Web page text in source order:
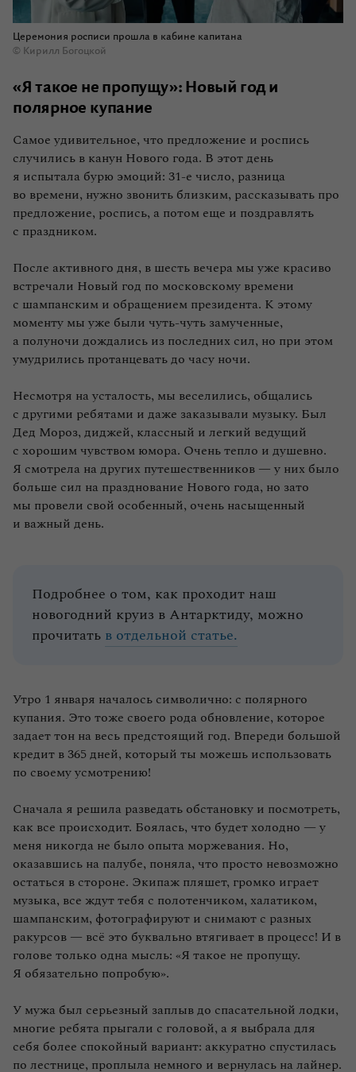
Церемония росписи прошла в кабине капитана
© Кирилл Богоцкой
«Я такое не пропущу»: Новый год и
полярное купание
Самое удивительное, что предложение и роспись
случились в канун Нового года. В этот день
я испытала бурю эмоций: 31-е число, разница
во времени, нужно звонить близким, рассказывать про
предложение, роспись, а потом еще и поздравлять
с праздником.
После активного дня, в шесть вечера мы уже красиво
встречали Новый год по московскому времени
с шампанским и обращением президента. К этому
моменту мы уже были чуть‑чуть замученные,
а полуночи дождались из последних сил, но при этом
умудрились протанцевать до часу ночи.
Несмотря на усталость, мы веселились, общались
с другими ребятами и даже заказывали музыку. Был
Дед Мороз, диджей, классный и легкий ведущий
с хорошим чувством юмора. Очень тепло и душевно.
Я смотрела на других путешественников — у них было
больше сил на празднование Нового года, но зато
мы провели свой особенный, очень насыщенный
и важный день.
Подробнее о том, как проходит наш
новогодний круиз в Антарктиду, можно
прочитать в отдельной статье.
Утро 1 января началось символично: с полярного
купания. Это тоже своего рода обновление, которое
задает тон на весь предстоящий год. Впереди большой
кредит в 365 дней, который ты можешь использовать
по своему усмотрению!
Сначала я решила разведать обстановку и посмотреть,
как все происходит. Боялась, что будет холодно — у
меня никогда не было опыта моржевания. Но,
оказавшись на палубе, поняла, что просто невозможно
остаться в стороне. Экипаж пляшет, громко играет
музыка, все ждут тебя с полотенчиком, халатиком,
шампанским, фотографируют и снимают с разных
ракурсов — всё это буквально втягивает в процесс! И в
голове только одна мысль: «Я такое не пропущу.
Я обязательно попробую».
У мужа был серьезный заплыв до спасательной лодки,
многие ребята прыгали с головой, а я выбрала для
себя более спокойный вариант: аккуратно спустилась
по лестнице, проплыла немного и вернулась на лайнер.